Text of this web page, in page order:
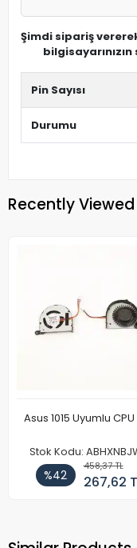
Şimdi sipariş
Pin Sayısı
Durumu
Recently Viewed
Asus 1015 Uyumlu CPU
Stok Kodu:
%42
458,37 TL
267,62